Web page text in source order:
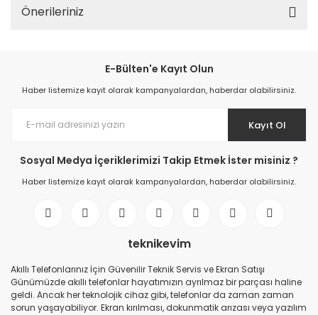
Önerileriniz
E-Bülten'e Kayıt Olun
Haber listemize kayıt olarak kampanyalardan, haberdar olabilirsiniz.
Kayıt Ol
Sosyal Medya İçeriklerimizi Takip Etmek İster misiniz ?
Haber listemize kayıt olarak kampanyalardan, haberdar olabilirsiniz.
teknikevim
Akıllı Telefonlarınız İçin Güvenilir Teknik Servis ve Ekran Satışı
Günümüzde akıllı telefonlar hayatımızın ayrılmaz bir parçası haline
geldi. Ancak her teknolojik cihaz gibi, telefonlar da zaman zaman
sorun yaşayabiliyor. Ekran kırılması, dokunmatik arızası veya yazılım